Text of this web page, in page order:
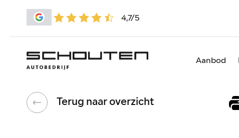
4,7/5
Aanbod
Terug naar overzicht